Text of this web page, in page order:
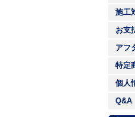
施工
お支
アフ
特定
個人
Q&A